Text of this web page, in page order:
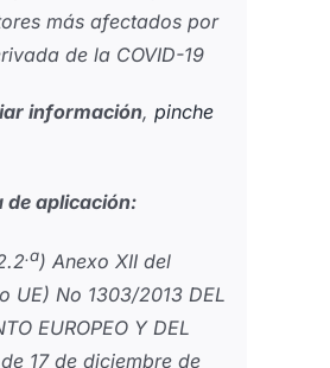
más afectados por
de la COVID-19
información, pinche
de aplicación:
.a) Anexo XII del
UE) No 1303/2013 DEL
EUROPEO Y DEL
17 de diciembre de